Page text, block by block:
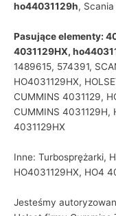
ho44031129h, Scania
Pasujące elementy:
4031129HX,
1489615, 574391,
HO4031129HX,
CUMMINS 4031129,
CUMMINS 4031129H,
4031129HX
Inne: Turbosprężarki,
HO4031129HX, HO4
Jesteśmy